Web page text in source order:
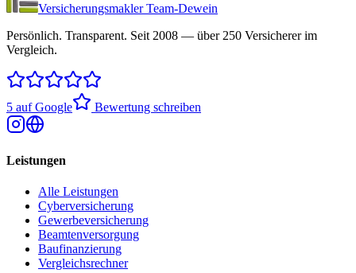
Versicherungsmakler Team-Dewein
Persönlich. Transparent. Seit 2008 — über 250 Versicherer im
Vergleich.
5 auf Google Bewertung schreiben
Leistungen
Alle Leistungen
Cyberversicherung
Gewerbeversicherung
Beamtenversorgung
Baufinanzierung
Vergleichsrechner